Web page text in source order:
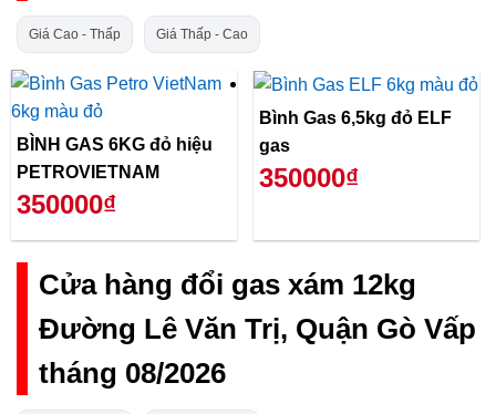
Giá Cao - Thấp Giá Thấp - Cao
BÌNH GAS 6KG đỏ hiệu
PETROVIETNAM
350000₫
Bình Gas 6,5kg đỏ ELF
gas
350000₫
Cửa hàng đổi gas xám 12kg
Đường Lê Văn Trị, Quận Gò Vấp
tháng 08/2026